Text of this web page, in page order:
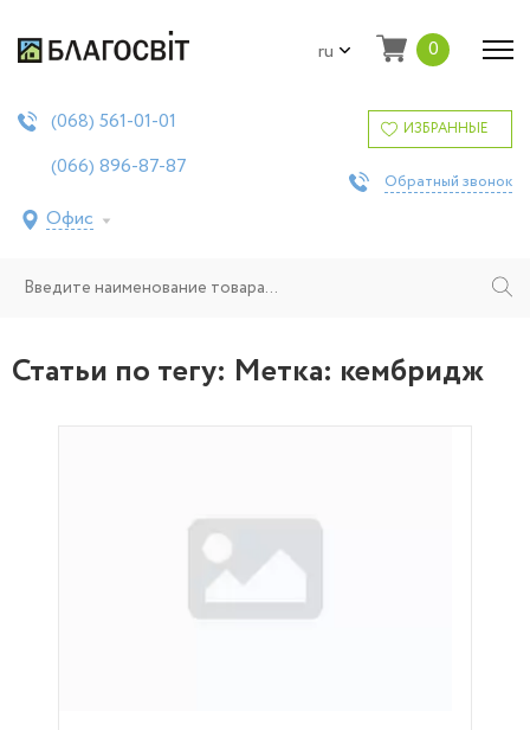
ru 0
(068) 561-01-01
(066) 896-87-87
Офис
ИЗБРАННЫЕ
Обратный звонок
Статьи по тегу: Метка: кембридж